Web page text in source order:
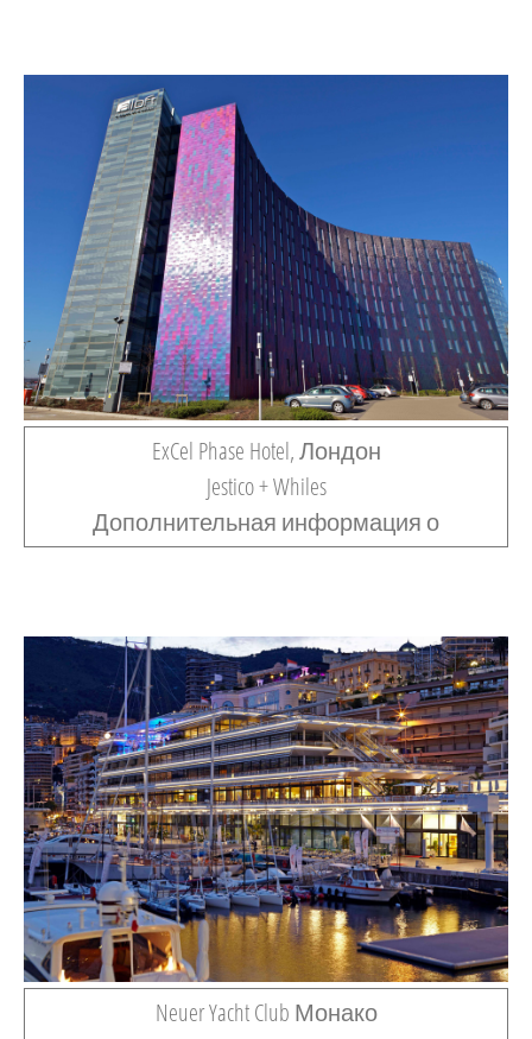
ExCel Phase Hotel, Лондон
Jestico + Whiles
Дополнительная информация о
Neuer Yacht Club Монако